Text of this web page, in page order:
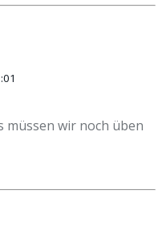
müssen wir noch üben